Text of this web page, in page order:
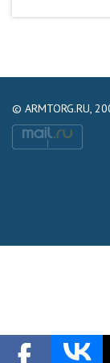
© ARMTORG.RU,